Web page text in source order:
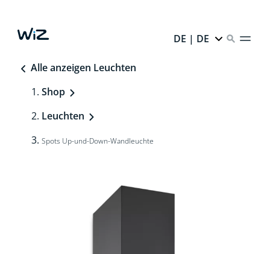
DE | DE
Alle anzeigen Leuchten
Shop
Leuchten
Spots Up-und-Down-Wandleuchte